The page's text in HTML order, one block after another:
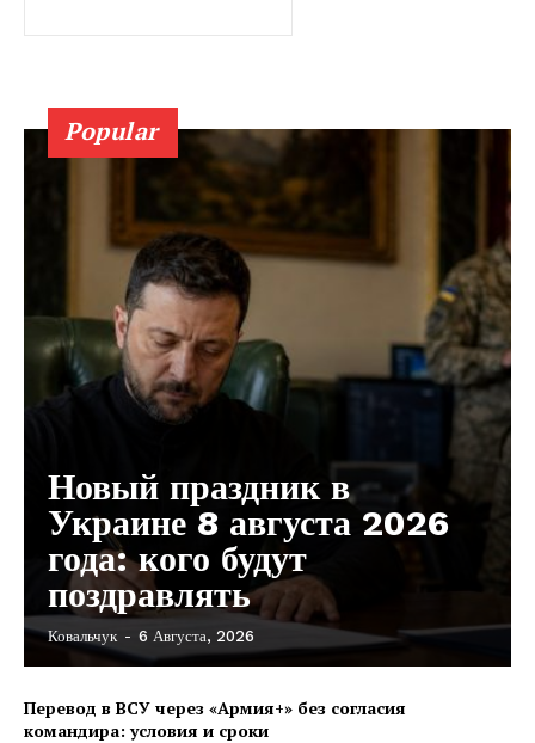
Popular
Новый праздник в
Украине 8 августа 2026
года: кого будут
поздравлять
Ковальчук - 6 Августа, 2026
Перевод в ВСУ через «Армия+» без согласия
командира: условия и сроки